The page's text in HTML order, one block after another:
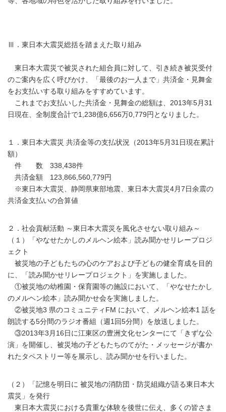
Ⅲ．東日本大震災総括を踏まえた取り組み
東日本大震災で被災された組合員に対して、引き続き被災受付
のご案内を広く呼びかけ、「最後のお一人まで」共済金・見舞金
をお支払いする取り組みをすすめています。
これまでお支払いした共済金・見舞金の総額は、2013年5月31
日現在、全制度合計で1,238億6,656万0,779円となりました。
１．東日本大震災 共済金等の支払状況（2013年5月31日現在累計
額）
件 数 338,438件
共済金額 123,866,560,779円
※東日本大震災、静岡県東部地震、東日本大震災4月7日余震の
共済金支払いの合算値
２．社会貢献活動 ～東日本大震災を風化させない取り組み～
（１）「やなせたかしのメルヘン絵本」読み聞かせリレープロジ
ェクト
被災地の子どもたちの心のケアおよび子どもの健全育成を目的
に、「読み聞かせリレープロジェクト」を実施しました。
①被災地の幼稚園・保育園等の施設において、「やなせたかし
のメルヘン絵本」読み聞かせ会を実施しました。
②被災地3 県のコミュニティFM において、メルヘン絵本1 話を
朗読する5分間のラジオ番組（週1回5分間）を放送しました。
③2013年3月16日に江東区の豊洲文化センターにて「きずな公
演」を開催し、被災地の子どもたちのてがた・メッセージが書か
れたタペストリー等を展示し、読み聞かせを行いました。
（２）「記憶を明日に 被災地の消防団・防災組織が語る東日本大
震災」を発行
東日本大震災における貴重な体験を後世に伝え、多くの皆さま